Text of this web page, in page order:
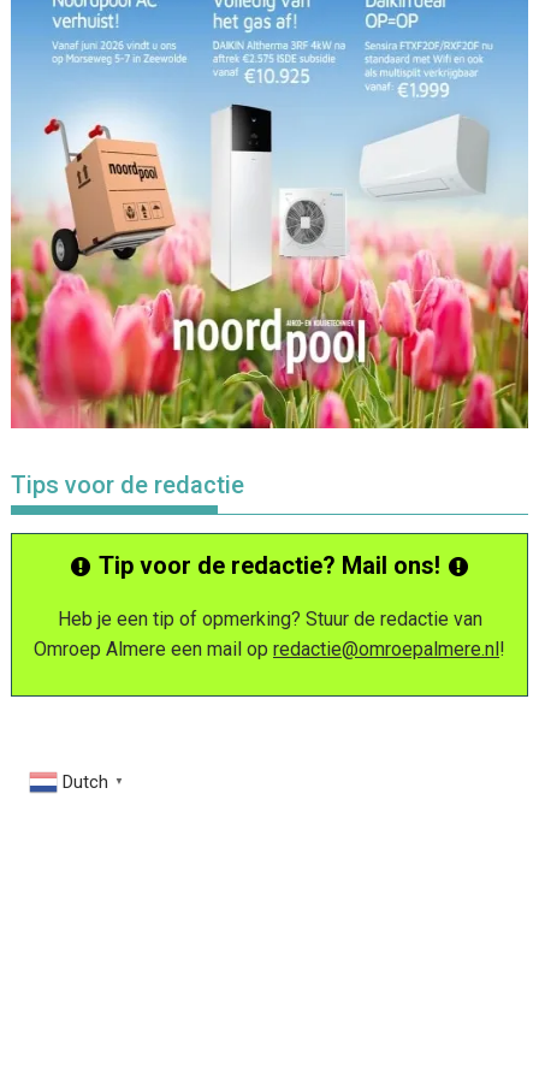
Tips voor de redactie
Tip voor de redactie? Mail ons!
Heb je een tip of opmerking? Stuur de redactie van
Omroep Almere een mail op redactie@omroepalmere.nl!
Dutch ▼